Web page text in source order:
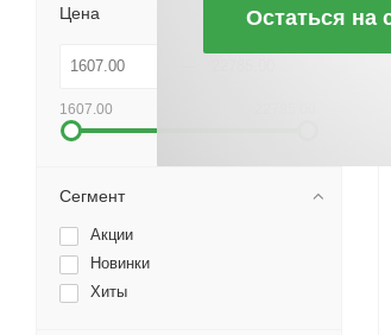
Цена
1607.00
Сегмент
Акции
Новинки
Хиты
Остаться на